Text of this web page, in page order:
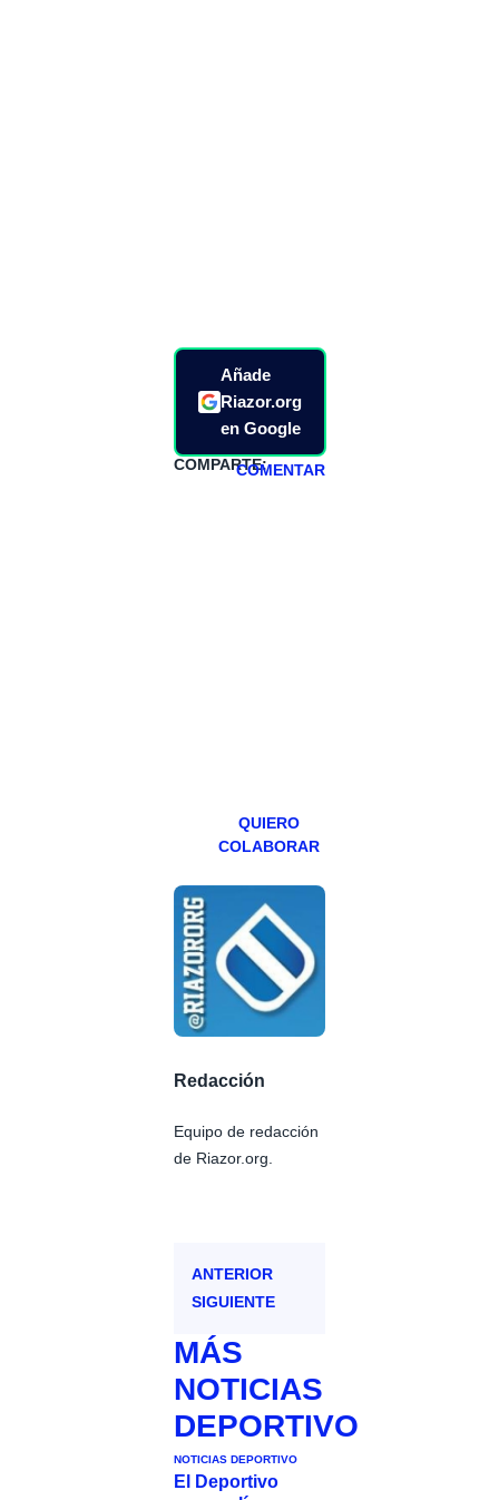
Añade
Riazor.org
en Google
COMPARTE:COMENTAR
QUIERO
COLABORAR
Redacción
Equipo de redacción
de Riazor.org.
ANTERIOR
SIGUIENTE
MÁS
NOTICIAS
DEPORTIVO
NOTICIAS DEPORTIVO
El Deportivo